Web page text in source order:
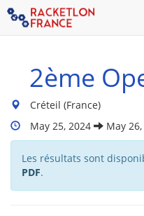
2ème
Lieu
du
tournoi
:
Créteil (France)
Dates
Du
Tournoi
May 25, 2024 May
Les résultats sont
PDF.